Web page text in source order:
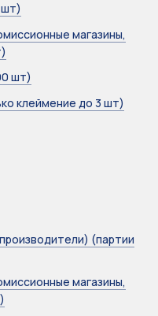
шт)
магазины,
шт)
клеймение до 3 шт)
(партии
магазины,